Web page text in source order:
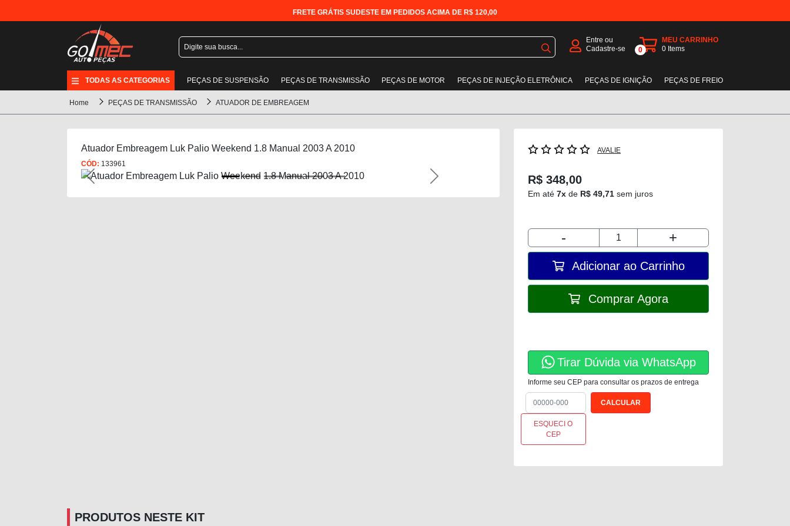
FRETE GRÁTIS SUDESTE EM PEDIDOS ACIMA DE R$ 120,00
Entre ou
Cadastre-se
0
MEU CARRINHO
0 Items
TODAS AS CATEGORIAS PEÇAS DE SUSPENSÃO PEÇAS DE TRANSMISSÃO PEÇAS DE MOTOR PEÇAS DE INJEÇÃO ELETRÔNICA PEÇAS DE IGNIÇÃO PEÇAS DE FREIO
Home PEÇAS DE TRANSMISSÃO ATUADOR DE EMBREAGEM
Atuador Embreagem Luk Palio Weekend 1.8 Manual 2003 A 2010
CÓD: 133961
Previous Next
AVALIE
R$ 348,00
Em até 7x de R$ 49,71 sem juros
- +
Adicionar ao Carrinho
Comprar Agora
Tirar Dúvida via WhatsApp
Informe seu CEP para consultar os prazos de entrega
ESQUECI O
CEP
PRODUTOS NESTE KIT